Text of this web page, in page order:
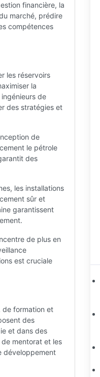
financière, la
marché, prédire
compétences
les réservoirs
la
de
des stratégies et
de
le pétrole
des
les installations
sûr et
garantissent
de plus en
est cruciale
de formation et
des
et dans des
mentorat et les
développement